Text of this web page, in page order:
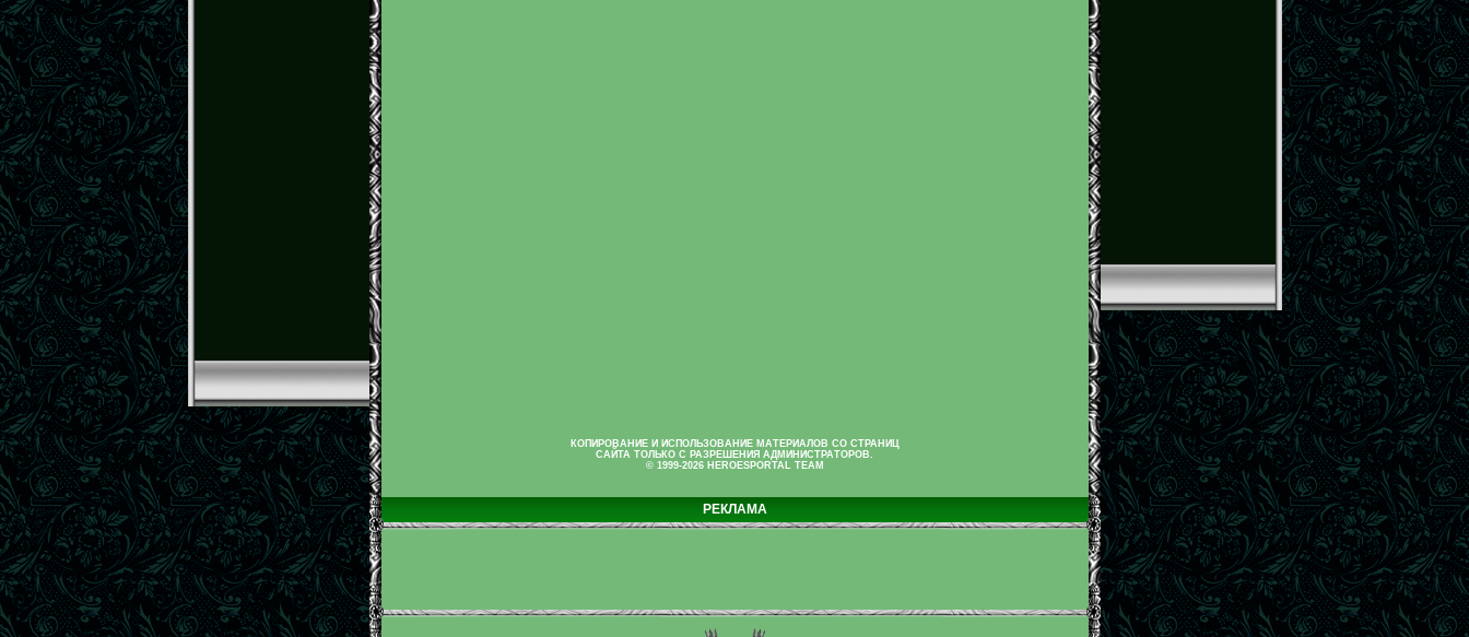
КОПИРОВАНИЕ И ИСПОЛЬЗОВАНИЕ МАТЕРИАЛОВ СО СТРАНИЦ
САЙТА ТОЛЬКО С РАЗРЕШЕНИЯ АДМИНИСТРАТОРОВ.
© 1999-2026 HEROESPORTAL TEAM
РЕКЛАМА